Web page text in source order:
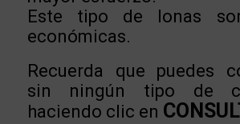
Este tipo de lonas
económicas.
Recuerda que puedes
sin ningún tipo de
haciendo clic en